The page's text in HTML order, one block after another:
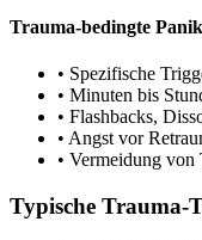
Trauma-bedingte
• Spezifische
• Minuten bis
• Flashbacks,
• Angst vor
• Vermeidung von
Typische Trauma-